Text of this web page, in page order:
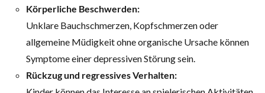
Körperliche Beschwerden:
Unklare Bauchschmerzen, Kopfschmerzen oder
allgemeine Müdigkeit ohne organische Ursache können
Symptome einer depressiven Störung sein.
Rückzug und regressives Verhalten: